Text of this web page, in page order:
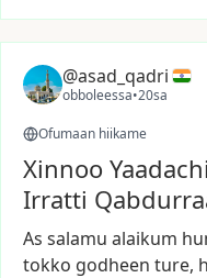
@asad_qadri
obboleessa•20sa
Ofumaan hiikame
Xinnoo
Irratti
As salamu alaikum
tokko godheen ture,